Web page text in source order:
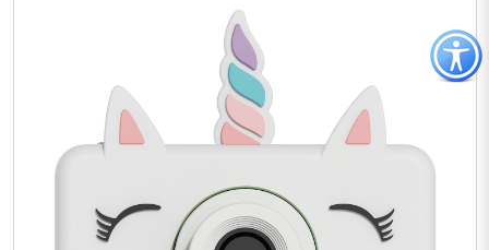
כפתור
לפתיחת
תפריט
נגישות